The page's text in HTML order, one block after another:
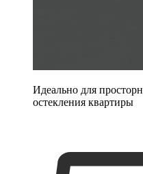
Идеально для
остекления квартиры